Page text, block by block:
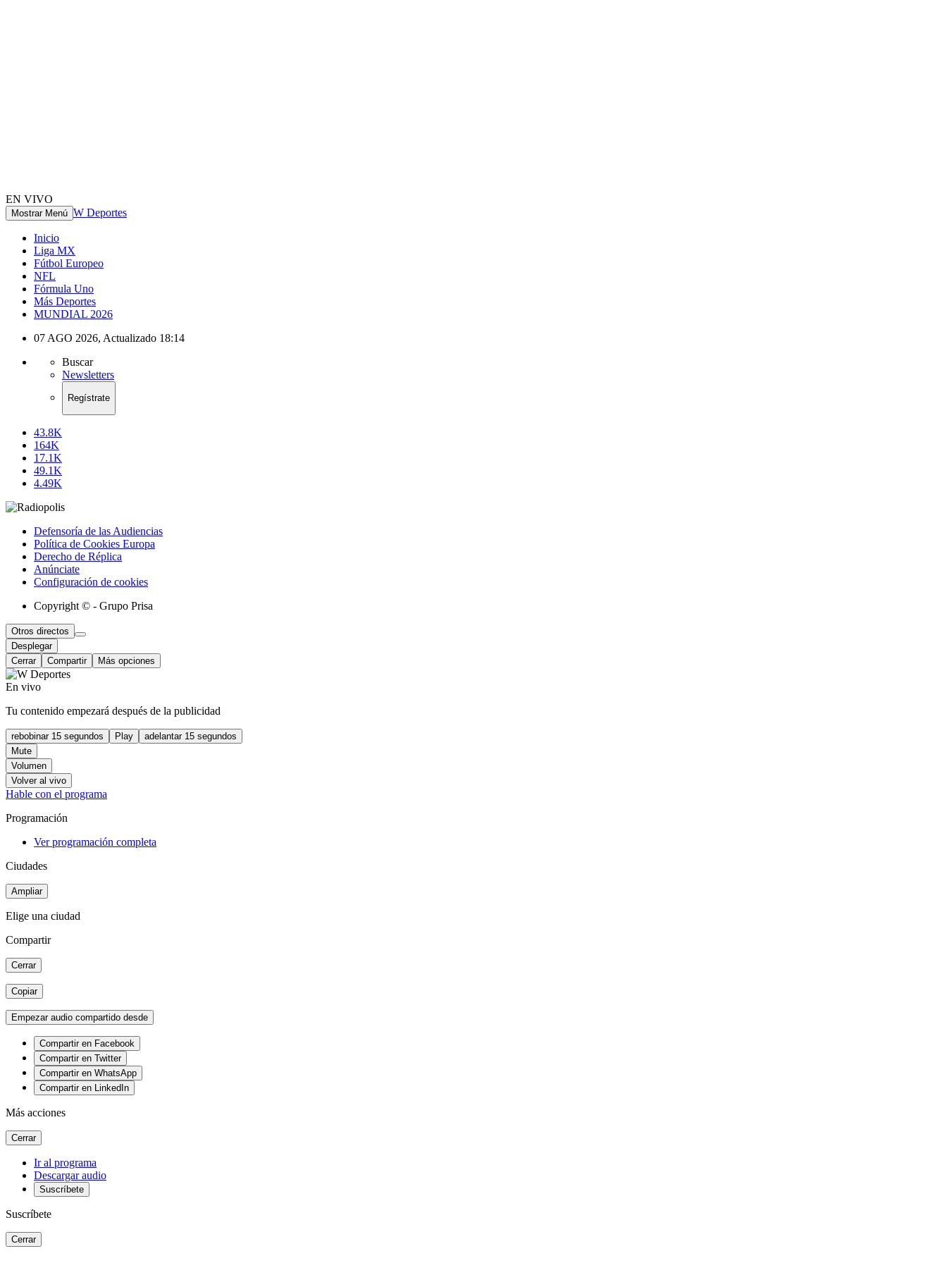
EN VIVO
Mostrar Menú W Deportes
Inicio
Liga MX
Fútbol Europeo
NFL
Fórmula Uno
Más Deportes
MUNDIAL 2026
07 AGO 2026, Actualizado 18:14
Buscar
Newsletters
Regístrate
43.8K
164K
17.1K
49.1K
4.49K
Defensoría de las Audiencias
Política de Cookies Europa
Derecho de Réplica
Anúnciate
Configuración de cookies
Copyright © - Grupo Prisa
Otros directos
Desplegar
Cerrar
Compartir Más opciones
En vivo
Tu contenido empezará después de la publicidad
rebobinar 15 segundos Play
adelantar 15 segundos
Mute
Volumen
Volver al vivo
Hable con el programa
Programación
Ver programación completa
Ciudades
Ampliar
Elige una ciudad
Compartir
Cerrar
Copiar
Empezar audio compartido desde
Compartir en Facebook
Compartir en Twitter
Compartir en WhatsApp
Compartir en LinkedIn
Más acciones
Cerrar
Ir al programa
Descargar audio
Suscríbete
Suscríbete
Cerrar